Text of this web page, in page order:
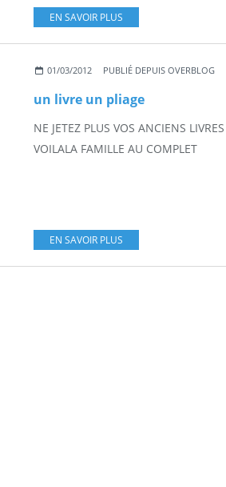
EN SAVOIR PLUS
01/03/2012 PUBLIÉ DEPUIS OVERBLOG
un livre un pliage
NE JETEZ PLUS VOS ANCIENS LIVRES
VOILALA FAMILLE AU COMPLET
EN SAVOIR PLUS